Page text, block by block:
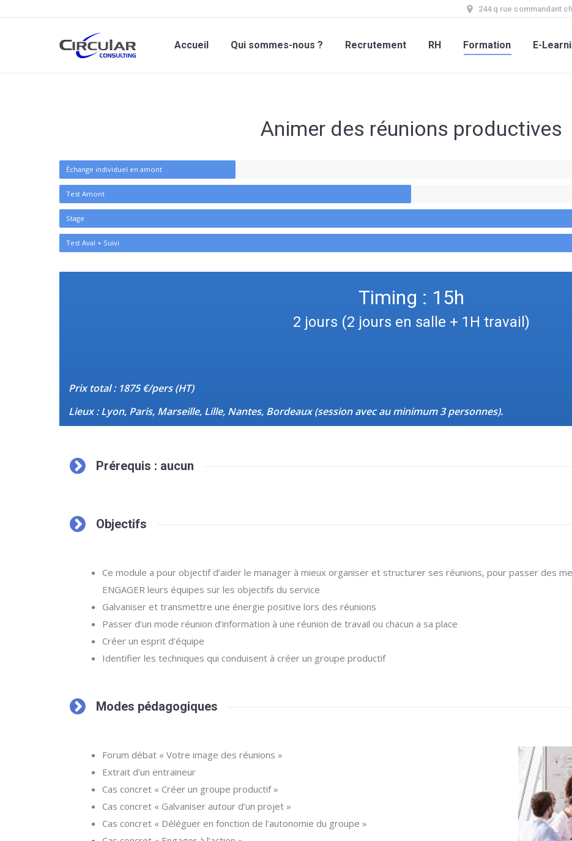
244 q rue commandant
Accueil Qui sommes-nous ? Recrutement RH Formation E-
Animer des réunions productives
Échange individuel en amont
Test Amont
Stage
Test Aval + Suivi
Timing : 15h
2 jours (2 jours en salle + 1H travail)
Prix total : 1875 €/pers (HT)
Lieux : Lyon, Paris, Marseille, Lille, Nantes, Bordeaux (session avec au minimum 3 personnes).
Prérequis : aucun
Objectifs
Ce module a pour objectif d’aider le manager à mieux organiser et structurer ses réunions, pour passer des
ENGAGER leurs équipes sur les objectifs du service
Galvaniser et transmettre une énergie positive lors des réunions
Passer d’un mode réunion d’information à une réunion de travail ou chacun a sa place
Créer un esprit d’équipe
Identifier les techniques qui conduisent à créer un groupe productif
Modes pédagogiques
Forum débat « Votre image des réunions »
Extrait d’un entraineur
Cas concret « Créer un groupe productif »
Cas concret « Galvaniser autour d’un projet »
Cas concret « Déléguer en fonction de l’autonomie du groupe »